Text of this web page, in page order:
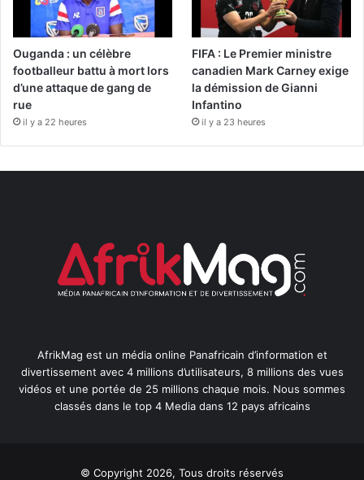
Ouganda : un célèbre
footballeur battu à mort lors
d’une attaque de gang de
rue
il y a 22 heures
FIFA : Le Premier ministre
canadien Mark Carney exige
la démission de Gianni
Infantino
il y a 23 heures
AfrikMag est un média online Panafricain d’information et
divertissement avec 4 millions d’utilisateurs, 8 millions des vues
vidéos et une portée de 25 millions chaque mois. Nous sommes
classés dans le top 4 Media dans 12 pays africains
© Copyright 2026, Tous droits réservés